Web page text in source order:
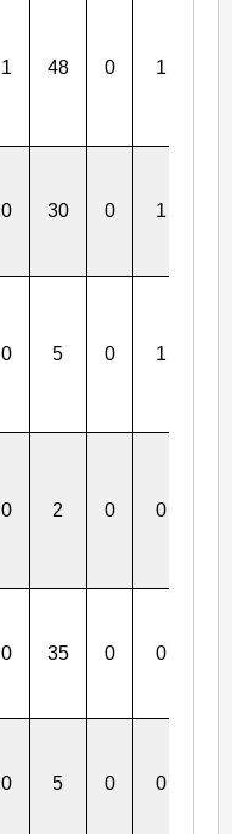
1 48 0 1
0 30 0 1
0 5 0 1
0 2 0 0
0 35 0 0
0 5 0 0